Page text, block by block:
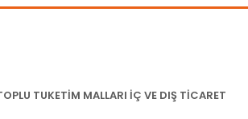
TUKETİM MALLARI İÇ VE DIŞ TİCARET